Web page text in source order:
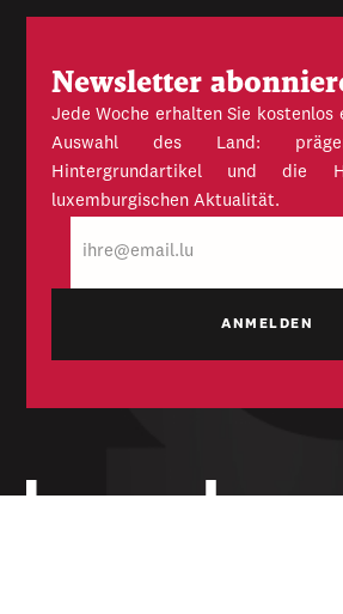
Newsletter
Jede Woche erhalten Sie kostenlos
Auswahl des Land:
Hintergrundartikel und die
luxemburgischen Aktualität.
Mail